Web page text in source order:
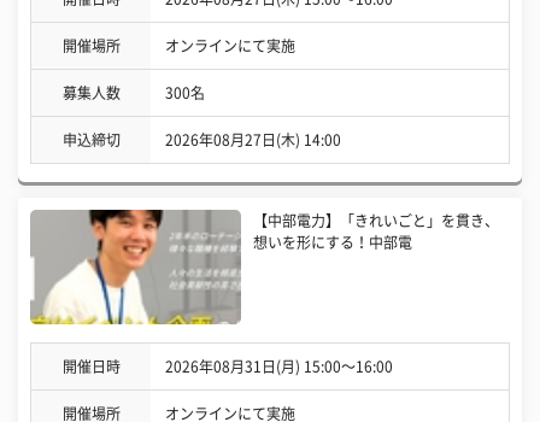
開催場所 オンラインにて実施
募集人数 300名
申込締切 2026年08月27日(木) 14:00
【中部電力】「きれいごと」を貫き、
想いを形にする！中部電
開催日時 2026年08月31日(月) 15:00〜16:00
開催場所 オンラインにて実施